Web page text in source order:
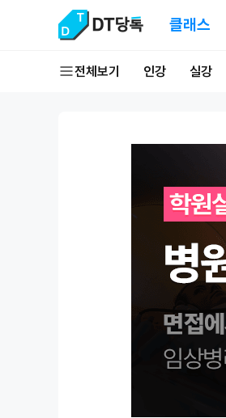
클래스
전체보기 인강 실강